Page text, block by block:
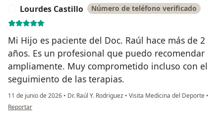
Lourdes Castillo Número de teléfono verificado
Mi Hijo es paciente del Doc. Raúl hace más de 2
años. Es un profesional que puedo recomendar
ampliamente. Muy comprometido incluso con el
seguimiento de las terapias.
11 de junio de 2026 • Dr. Raúl Y. Rodriguez • Visita Medicina del Deporte •
en opinión del usuario Lourdes Castillo
Reportar